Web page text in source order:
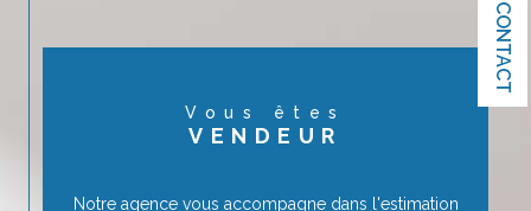
CONTACT
Vous êtes
VENDEUR
Notre agence vous accompagne dans l'estimation